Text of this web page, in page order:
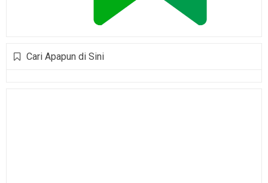
Cari Apapun di Sini